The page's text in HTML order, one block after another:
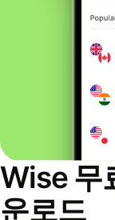
Wise 무
운로드